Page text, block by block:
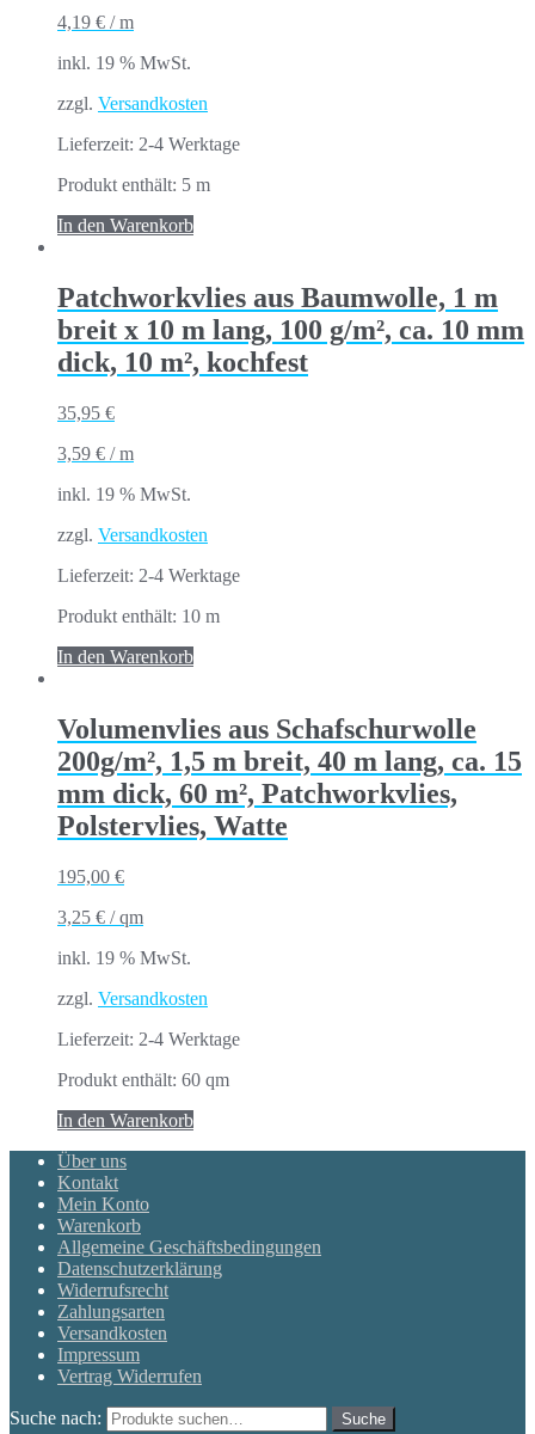
4,19 € /m
inkl. 19 % MwSt.
zzgl. Versandkosten
Lieferzeit: 2-4 Werktage
Produkt enthält: 5 m
In den Warenkorb
Patchworkvlies aus Baumwolle, 1 m
breit x 10 m lang, 100 g/m², ca. 10 mm
dick, 10 m², kochfest
35,95 €
3,59 € /m
inkl. 19 % MwSt.
zzgl. Versandkosten
Lieferzeit: 2-4 Werktage
Produkt enthält: 10 m
In den Warenkorb
Volumenvlies aus Schafschurwolle
200g/m², 1,5 m breit, 40 m lang, ca. 15
mm dick, 60 m², Patchworkvlies,
Polstervlies, Watte
195,00 €
3,25 € /qm
inkl. 19 % MwSt.
zzgl. Versandkosten
Lieferzeit: 2-4 Werktage
Produkt enthält: 60 qm
In den Warenkorb
Über uns
Kontakt
Mein Konto
Warenkorb
Allgemeine Geschäftsbedingungen
Datenschutzerklärung
Widerrufsrecht
Zahlungsarten
Versandkosten
Impressum
Vertrag Widerrufen
Suche nach: Suche